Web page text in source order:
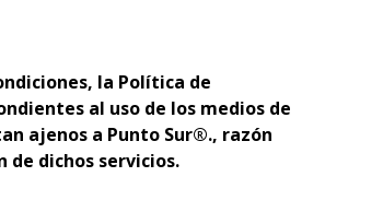
la Política de
al uso de los medios de
ajenos a Punto Sur®., razón
dichos servicios.